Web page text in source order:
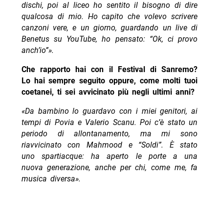
dischi, poi al liceo ho sentito il bisogno di dire
qualcosa di mio. Ho capito che volevo scrivere
canzoni vere, e un giorno, guardando un live di
Benetus su YouTube, ho pensato: “Ok, ci provo
anch’io”».
Che rapporto hai con il Festival di Sanremo?
Lo hai sempre seguito oppure, come molti tuoi
coetanei, ti sei avvicinato più negli ultimi anni?
«Da bambino lo guardavo con i miei genitori, ai
tempi di Povia e Valerio Scanu. Poi c’è stato un
periodo di allontanamento, ma mi sono
riavvicinato con Mahmood e “Soldi”. È stato
uno spartiacque: ha aperto le porte a una
nuova generazione, anche per chi, come me, fa
musica diversa».